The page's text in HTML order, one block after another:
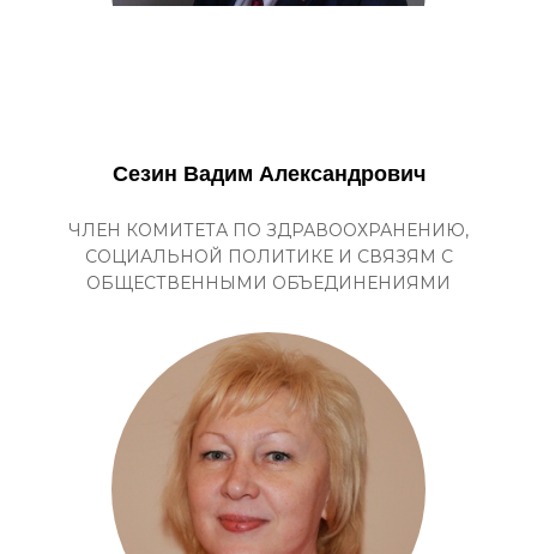
Сезин Вадим Александрович
ЧЛЕН КОМИТЕТА ПО ЗДРАВООХРАНЕНИЮ,
СОЦИАЛЬНОЙ ПОЛИТИКЕ И СВЯЗЯМ С
ОБЩЕСТВЕННЫМИ ОБЪЕДИНЕНИЯМИ